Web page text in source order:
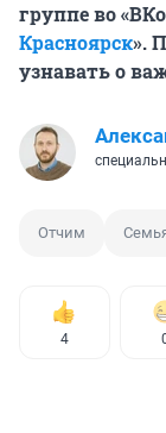
группе во
Красноярск».
узнавать о
Отчим
4